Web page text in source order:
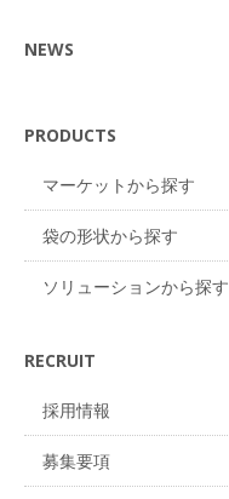
NEWS
PRODUCTS
マーケットから探す
袋の形状から探す
ソリューションから探す
RECRUIT
採用情報
募集要項